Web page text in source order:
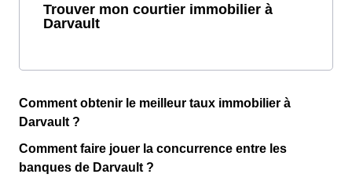
Trouver mon courtier immobilier à
Darvault
Comment obtenir le meilleur taux immobilier à
Darvault ?
Comment faire jouer la concurrence entre les
banques de Darvault ?